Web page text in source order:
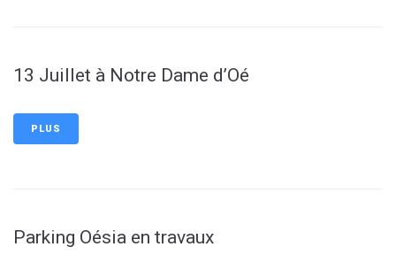
13 Juillet à Notre Dame d’Oé
PLUS
Parking Oésia en travaux